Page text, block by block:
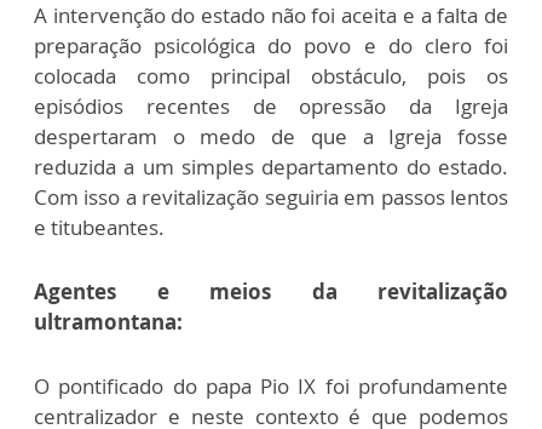
A intervenção do estado não foi aceita e a falta de
preparação psicológica do povo e do clero foi
colocada como principal obstáculo, pois os
episódios recentes de opressão da Igreja
despertaram o medo de que a Igreja fosse
reduzida a um simples departamento do estado.
Com isso a revitalização seguiria em passos lentos
e titubeantes.
Agentes e meios da revitalização
ultramontana:
O pontificado do papa Pio IX foi profundamente
centralizador e neste contexto é que podemos